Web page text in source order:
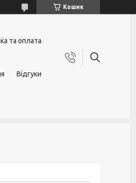
Кошик
та оплата
Відгуки